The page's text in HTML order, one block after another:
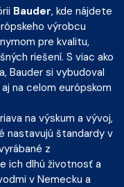
Bauder, kde nájdete
výrobcu
pre kvalitu,
riešení. S viac ako
Bauder si vybudoval
na celom európskom
na výskum a vývoj,
nastavujú štandardy v
z
ich dlhú životnosť a
v Nemecku a